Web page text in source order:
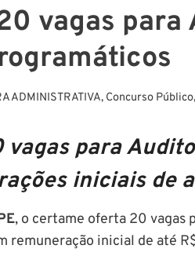
vagas
ADMINISTRATIVA, Concurso Público,
para
iniciais de
, o certame oferta 20 vagas
remuneração inicial de até